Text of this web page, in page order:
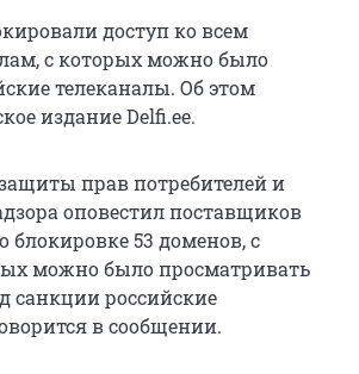
доступ ко всем
с которых можно было
телеканалы. Об этом
издание Delfi.ee.
прав потребителей и
оповестил поставщиков
блокировке 53 доменов, с
можно было просматривать
санкции российские
в сообщении.